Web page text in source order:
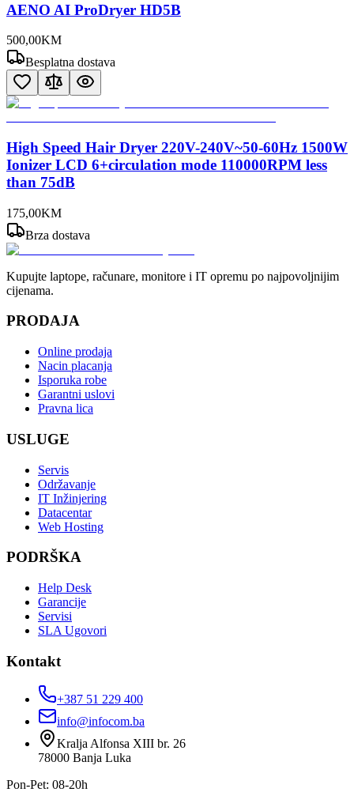
AENO AI ProDryer HD5B
500,00KM
Besplatna dostava
High Speed Hair Dryer 220V-240V~50-60Hz 1500W
Ionizer LCD 6+circulation mode 110000RPM less
than 75dB
175,00KM
Brza dostava
Kupujte laptope, računare, monitore i IT opremu po najpovoljnijim
cijenama.
PRODAJA
Online prodaja
Nacin placanja
Isporuka robe
Garantni uslovi
Pravna lica
USLUGE
Servis
Održavanje
IT Inžinjering
Datacentar
Web Hosting
PODRŠKA
Help Desk
Garancije
Servisi
SLA Ugovori
Kontakt
+387 51 229 400
info@infocom.ba
Kralja Alfonsa XIII br. 26
78000 Banja Luka
Pon-Pet: 08-20h